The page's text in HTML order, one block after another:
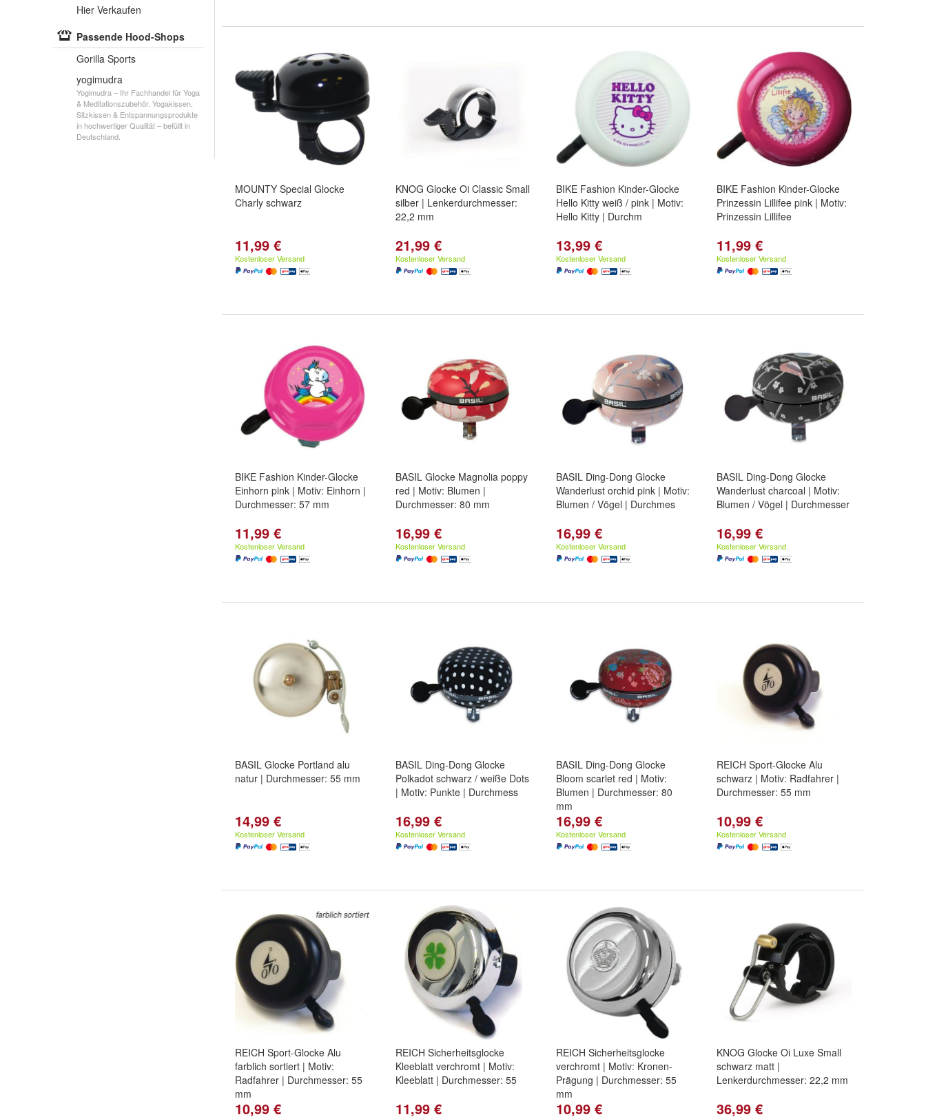
Hier Verkaufen
Passende Hood-Shops
Gorilla Sports
yogimudra
Yogimudra – Ihr Fachhandel für Yoga
& Meditationszubehör. Yogakissen,
Sitzkissen & Entspannungsprodukte
in hochwertiger Qualität – befüllt in
Deutschland.
MOUNTY Special Glocke
Charly schwarz
11,99 €
Kostenloser Versand
KNOG Glocke Oi Classic Small
silber | Lenkerdurchmesser:
22,2 mm
21,99 €
Kostenloser Versand
BIKE Fashion Kinder-Glocke
Hello Kitty weiß / pink | Motiv:
Hello Kitty | Durchm
13,99 €
Kostenloser Versand
BIKE Fashion Kinder-Glocke
Prinzessin Lillifee pink | Motiv:
Prinzessin Lillifee
11,99 €
Kostenloser Versand
BIKE Fashion Kinder-Glocke
Einhorn pink | Motiv: Einhorn |
Durchmesser: 57 mm
11,99 €
Kostenloser Versand
BASIL Glocke Magnolia poppy
red | Motiv: Blumen |
Durchmesser: 80 mm
16,99 €
Kostenloser Versand
BASIL Ding-Dong Glocke
Wanderlust orchid pink | Motiv:
Blumen / Vögel | Durchmes
16,99 €
Kostenloser Versand
BASIL Ding-Dong Glocke
Wanderlust charcoal | Motiv:
Blumen / Vögel | Durchmesser
16,99 €
Kostenloser Versand
BASIL Glocke Portland alu
natur | Durchmesser: 55 mm
14,99 €
Kostenloser Versand
BASIL Ding-Dong Glocke
Polkadot schwarz / weiße Dots
| Motiv: Punkte | Durchmess
16,99 €
Kostenloser Versand
BASIL Ding-Dong Glocke
Bloom scarlet red | Motiv:
Blumen | Durchmesser: 80
mm
16,99 €
Kostenloser Versand
REICH Sport-Glocke Alu
schwarz | Motiv: Radfahrer |
Durchmesser: 55 mm
10,99 €
Kostenloser Versand
REICH Sport-Glocke Alu
farblich sortiert | Motiv:
Radfahrer | Durchmesser: 55
mm
10,99 €
REICH Sicherheitsglocke
Kleeblatt verchromt | Motiv:
Kleeblatt | Durchmesser: 55
11,99 €
REICH Sicherheitsglocke
verchromt | Motiv: Kronen-
Prägung | Durchmesser: 55
mm
10,99 €
KNOG Glocke Oi Luxe Small
schwarz matt |
Lenkerdurchmesser: 22,2 mm
36,99 €